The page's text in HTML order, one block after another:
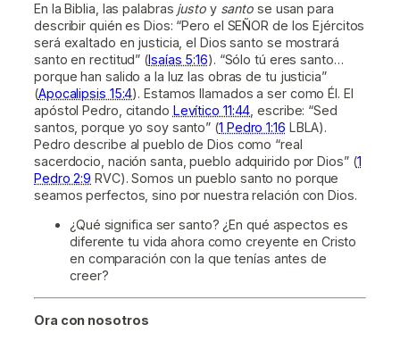
En la Biblia, las palabras justoy santo se usan para
describir quién es Dios: “Pero el SEÑOR de los Ejércitos
será exaltado en justicia, el Dios santo se mostrará
santo en rectitud” (Isaías 5:16). “Sólo tú eres santo…
porque han salido a la luz las obras de tu justicia”
(Apocalipsis 15:4). Estamos llamados a ser como Él. El
apóstol Pedro, citando Levítico 11:44 , escribe: “Sed
santos, porque yo soy santo” (1 Pedro 1:16 LBLA).
Pedro describe al pueblo de Dios como “real
sacerdocio, nación santa, pueblo adquirido por Dios” (1
Pedro 2:9 RVC). Somos un pueblo santo no porque
seamos perfectos, sino por nuestra relación con Dios.
¿Qué significa ser santo? ¿En qué aspectos es
diferente tu vida ahora como creyente en Cristo
en comparación con la que tenías antes de
creer?
Ora con nosotros